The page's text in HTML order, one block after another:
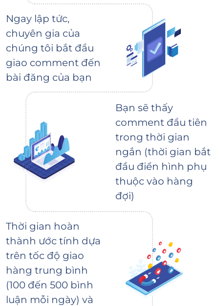
Ngay lập tức,
chuyên gia của
chúng tôi bắt đầu
giao comment đến
bài đăng của bạn
Bạn sẽ thấy
comment đầu tiên
trong thời gian
ngắn (thời gian bắt
đầu điển hình phụ
thuộc vào hàng
đợi)
Thời gian hoàn
thành ước tính dựa
trên tốc độ giao
hàng trung bình
(100 đến 500 bình
luận mỗi ngày) và